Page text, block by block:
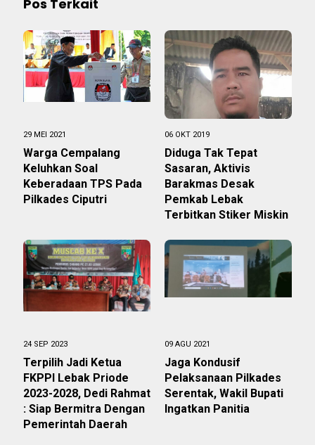
Pos Terkait
29 MEI 2021
Warga Cempalang
Keluhkan Soal
Keberadaan TPS Pada
Pilkades Ciputri
06 OKT 2019
Diduga Tak Tepat
Sasaran, Aktivis
Barakmas Desak
Pemkab Lebak
Terbitkan Stiker Miskin
24 SEP 2023
Terpilih Jadi Ketua
FKPPI Lebak Priode
2023-2028, Dedi Rahmat
: Siap Bermitra Dengan
Pemerintah Daerah
09 AGU 2021
Jaga Kondusif
Pelaksanaan Pilkades
Serentak, Wakil Bupati
Ingatkan Panitia